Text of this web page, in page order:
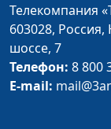
Почему
курит?
Телекомпания
603028,
шоссе, 7
Телефон: 8 800
E-mail: